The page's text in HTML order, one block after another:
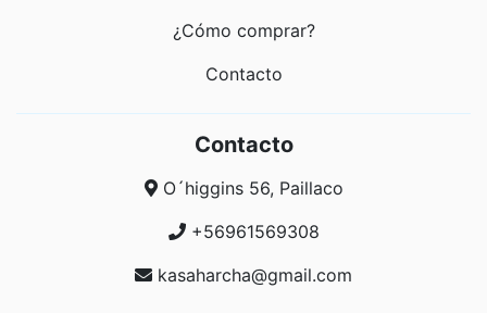
¿Cómo comprar?
Contacto
Contacto
O´higgins 56, Paillaco
+56961569308
kasaharcha@gmail.com